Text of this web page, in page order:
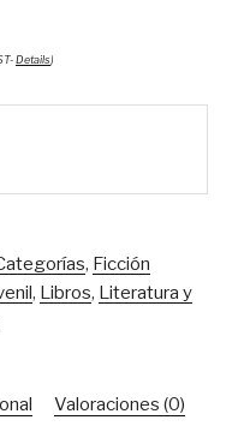
Details)
, Ficción
, Libros, Literatura y
Valoraciones (0)